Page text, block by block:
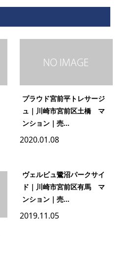
プラウド宮前平トレサージ
ュ｜川崎市宮前区土橋 マ
ンション｜売...
2020.01.08
ヴェルビュ鷺沼パークサイ
ド｜川崎市宮前区有馬 マ
ンション｜売...
2019.11.05